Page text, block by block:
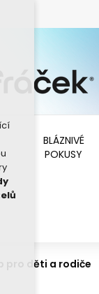
BLÁZNIVÉ
POKUSY
pro děti a rodiče